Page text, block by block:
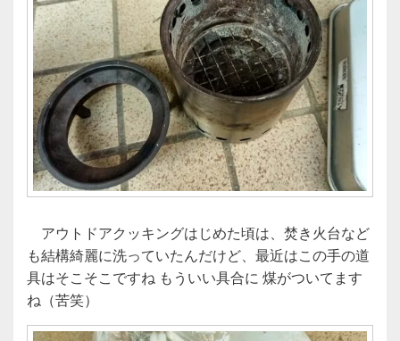
アウトドアクッキングはじめた頃は、焚き火台など
も結構綺麗に洗っていたんだけど、最近はこの手の道
具はそこそこですね もういい具合に 煤がついてます
ね（苦笑）